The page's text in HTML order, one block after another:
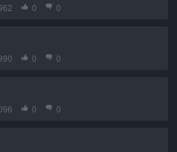
0 0
0 0
0 0